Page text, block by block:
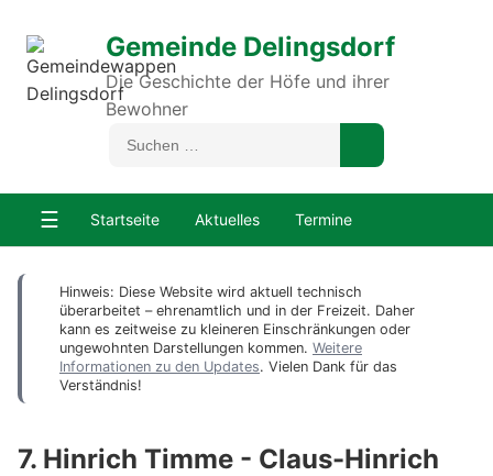
Gemeinde Delingsdorf
Die Geschichte der Höfe und ihrer
Bewohner
☰ Startseite Aktuelles Termine
Hinweis: Diese Website wird aktuell technisch
überarbeitet – ehrenamtlich und in der Freizeit. Daher
kann es zeitweise zu kleineren Einschränkungen oder
ungewohnten Darstellungen kommen. Weitere
Informationen zu den Updates. Vielen Dank für das
Verständnis!
7. Hinrich Timme - Claus-Hinrich